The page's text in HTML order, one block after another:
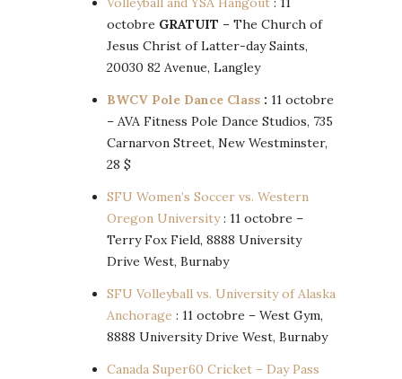
octobre GRATUIT – The Church of
Jesus Christ of Latter-day Saints,
20030 82 Avenue, Langley
BWCV Pole Dance Class : 11 octobre
– AVA Fitness Pole Dance Studios, 735
Carnarvon Street, New Westminster,
28 $
SFU Women’s Soccer vs. Western
Oregon University: 11 octobre –
Terry Fox Field, 8888 University
Drive West, Burnaby
SFU Volleyball vs. University of Alaska
Anchorage : 11 octobre – West Gym,
8888 University Drive West, Burnaby
Canada Super60 Cricket – Day Pass